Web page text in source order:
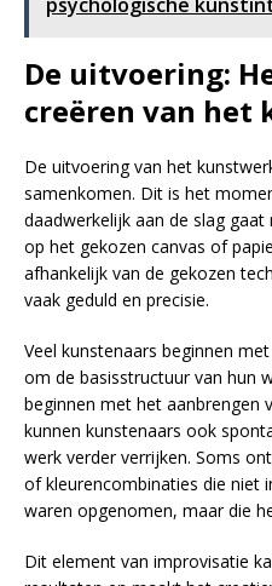
De uitvoering:
creëren van het
De uitvoering van het
samenkomen. Dit is het
daadwerkelijk aan de slag
op het gekozen canvas of
afhankelijk van de gekozen
vaak geduld en precisie.
Veel kunstenaars beginnen
om de basisstructuur van hun
beginnen met het aanbrengen
kunnen kunstenaars ook
werk verder verrijken. Soms
of kleurencombinaties die niet
waren opgenomen, maar die
Dit element van improvisatie